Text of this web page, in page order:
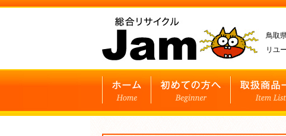
鳥取
リユ